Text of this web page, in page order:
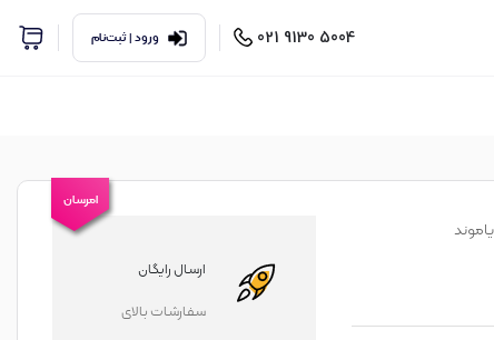
5004 9130 021 ورود | ثبت‌نام
امرسان
ارسال رایگان
سفارشات بالای